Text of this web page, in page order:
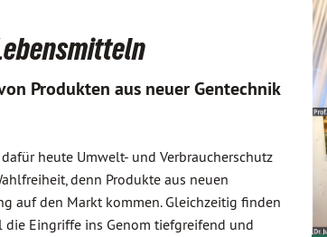
Produkten aus neuer Gentechnik
heute Umwelt- und Verbraucherschutz
denn Produkte aus neuen
auf den Markt kommen. Gleichzeitig finden
Eingriffe ins Genom tiefgreifend und